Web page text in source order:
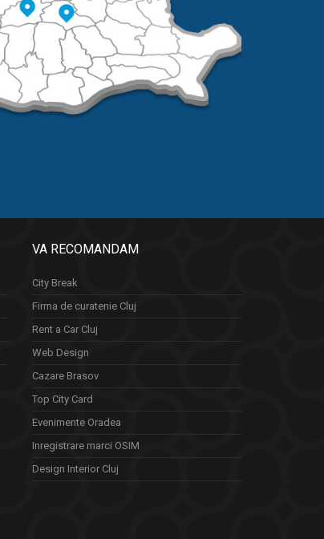
VA RECOMANDAM
City Break
Firma de curatenie Cluj
Rent a Car Cluj
Web Design
Cazare Brasov
Top City Card
Evenimente Oradea
Inregistrare marci OSIM
Design Interior Cluj